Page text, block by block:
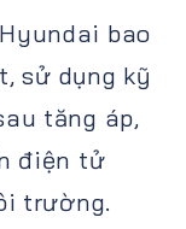
bao
sử dụng kỹ
tăng áp,
điện tử
trường.